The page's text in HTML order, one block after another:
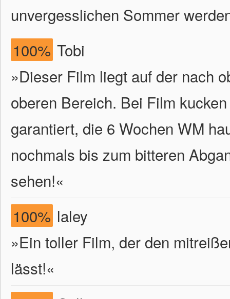
unvergesslichen Sommer
100% Tobi
»Dieser Film liegt auf der nach
oberen Bereich. Bei Film
garantiert, die 6 Wochen WM
nochmals bis zum bitteren
sehen!«
100% laley
»Ein toller Film, der den
lässt!«